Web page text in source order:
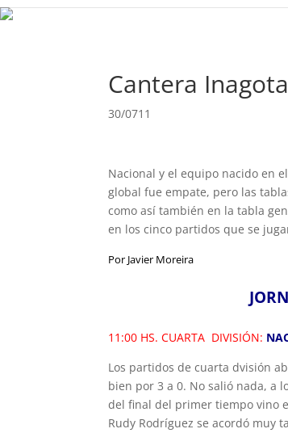
Cantera
30/0711
Nacional y el equipo nacido en
global fue empate, pero las
como así también en la tabla
en los cinco partidos que se
Por Javier Moreira
11:00 HS. CUARTA DIVISIÓN:
Los partidos de cuarta dvisión
bien por 3 a 0. No salió nada, a
del final del primer tiempo vino
Rudy Rodríguez se acordó muy